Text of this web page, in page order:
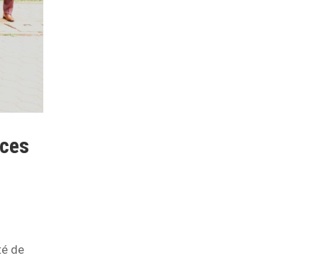
de